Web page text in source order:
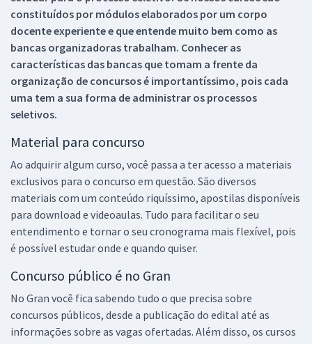
constituídos por módulos elaborados por um corpo
docente experiente e que entende muito bem como as
bancas organizadoras trabalham. Conhecer as
características das bancas que tomam a frente da
organização de concursos é importantíssimo, pois cada
uma tem a sua forma de administrar os processos
seletivos.
Material para concurso
Ao adquirir algum curso, você passa a ter acesso a materiais
exclusivos para o concurso em questão. São diversos
materiais com um conteúdo riquíssimo, apostilas disponíveis
para download e videoaulas. Tudo para facilitar o seu
entendimento e tornar o seu cronograma mais flexível, pois
é possível estudar onde e quando quiser.
Concurso público é no Gran
No Gran você fica sabendo tudo o que precisa sobre
concursos públicos, desde a publicação do edital até as
informações sobre as vagas ofertadas. Além disso, os cursos